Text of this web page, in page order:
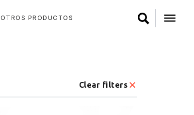
OTROS PRODUCTOS
Clear filters